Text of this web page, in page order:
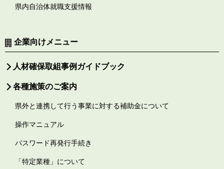
県内自治体就職支援情報
企業向けメニュー
人材確保取組事例ガイドブック
各種施策のご案内
県外と連携して行う事業に対する補助金について
操作マニュアル
パスワード再発行手続き
「特定業種」について